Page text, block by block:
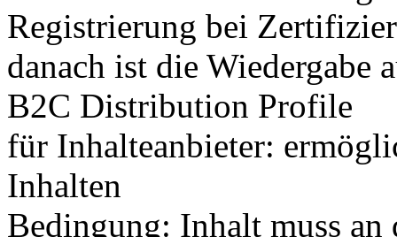
Registrierung bei
danach ist die Wiedergabe
B2C Distribution Profile
für Inhalteanbieter:
Inhalten
Bedingung: Inhalt muss